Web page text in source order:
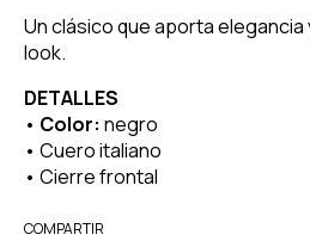
Un clásico que aporta elegancia
look.
DETALLES
• Color: negro
• Cuero italiano
• Cierre frontal
COMPARTIR